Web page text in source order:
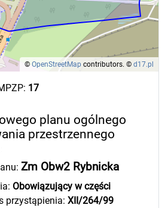
© OpenStreetMap contributors. © d17.pl
17
planu ogólnego
przestrzennego
Zm Obw2 Rybnicka
Obowiązujący w części
przystąpienia: XII/264/99